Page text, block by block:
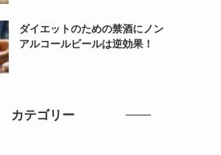
ダイエットのための禁酒にノン
アルコールビールは逆効果！
カテゴリー